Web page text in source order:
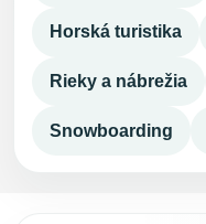
Horská turistika
Rieky a nábrežia
Snowboarding